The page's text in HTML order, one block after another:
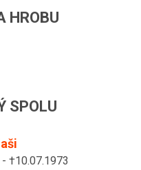
HROBU
SPOLU
†10.07.1973